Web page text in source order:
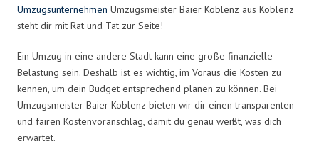
Umzugsunternehmen Umzugsmeister Baier Koblenz aus Koblenz
steht dir mit Rat und Tat zur Seite!
Ein Umzug in eine andere Stadt kann eine große finanzielle
Belastung sein. Deshalb ist es wichtig, im Voraus die Kosten zu
kennen, um dein Budget entsprechend planen zu können. Bei
Umzugsmeister Baier Koblenz bieten wir dir einen transparenten
und fairen Kostenvoranschlag, damit du genau weißt, was dich
erwartet.